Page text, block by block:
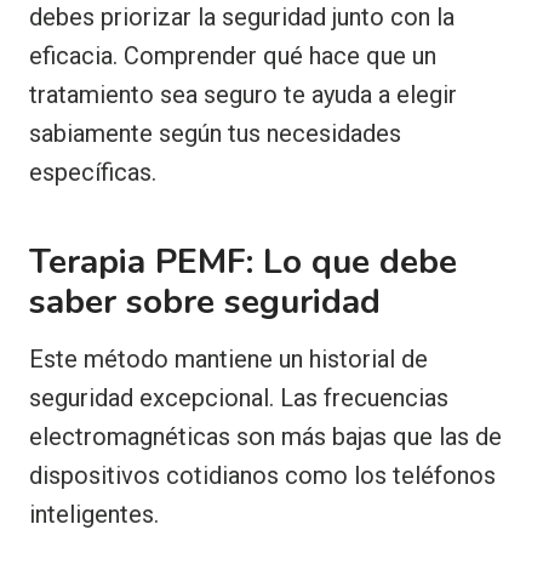
debes priorizar la seguridad junto con la
eficacia. Comprender qué hace que un
tratamiento sea seguro te ayuda a elegir
sabiamente según tus necesidades
específicas.
Terapia PEMF: Lo que debe
saber sobre seguridad
Este método mantiene un historial de
seguridad excepcional. Las frecuencias
electromagnéticas son más bajas que las de
dispositivos cotidianos como los teléfonos
inteligentes.